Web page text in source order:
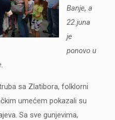
Banje, a
22.juna
je
ponovo u
sa Zlatibora, folklorni
umećem pokazali su
Sa sve gunjevima,